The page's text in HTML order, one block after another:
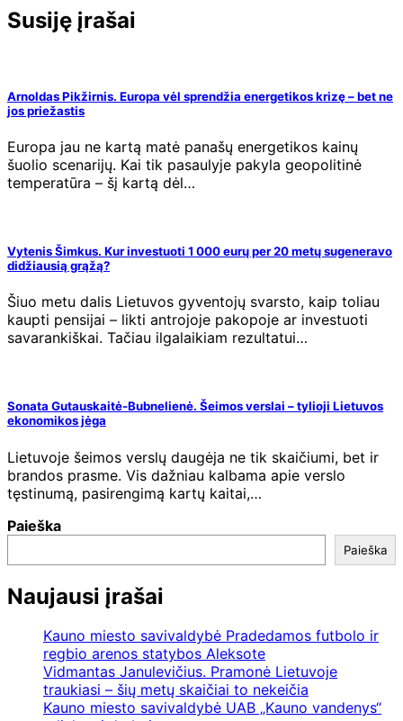
Susiję įrašai
Arnoldas Pikžirnis. Europa vėl sprendžia energetikos krizę – bet ne
jos priežastis
Europa jau ne kartą matė panašų energetikos kainų
šuolio scenarijų. Kai tik pasaulyje pakyla geopolitinė
temperatūra – šį kartą dėl…
Vytenis Šimkus. Kur investuoti 1 000 eurų per 20 metų sugeneravo
didžiausią grąžą?
Šiuo metu dalis Lietuvos gyventojų svarsto, kaip toliau
kaupti pensijai – likti antrojoje pakopoje ar investuoti
savarankiškai. Tačiau ilgalaikiam rezultatui…
Sonata Gutauskaitė-Bubnelienė. Šeimos verslai – tylioji Lietuvos
ekonomikos jėga
Lietuvoje šeimos verslų daugėja ne tik skaičiumi, bet ir
brandos prasme. Vis dažniau kalbama apie verslo
tęstinumą, pasirengimą kartų kaitai,…
Paieška
Paieška
Naujausi įrašai
Kauno miesto savivaldybė Pradedamos futbolo ir
regbio arenos statybos Aleksote
Vidmantas Janulevičius. Pramonė Lietuvoje
traukiasi – šių metų skaičiai to nekeičia
Kauno miesto savivaldybė UAB „Kauno vandenys“